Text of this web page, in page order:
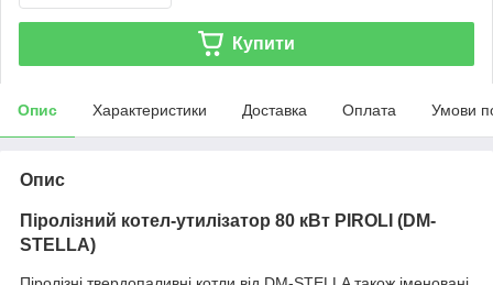
Купити
Опис Характеристики Доставка Оплата Умови
Опис
Піролізний котел-утилізатор 80 кВт PIROLI (DM-
STELLA)